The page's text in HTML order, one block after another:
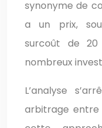
synonyme de
a un prix,
surcoût de
nombreux
L’analyse
arbitrage